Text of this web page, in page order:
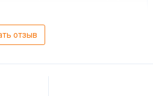
отзыв